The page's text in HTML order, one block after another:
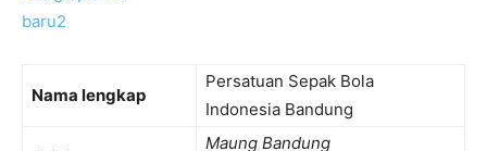
Nama lengkap
Persatuan Sepak Bola
Indonesia Bandung
Maung Bandung